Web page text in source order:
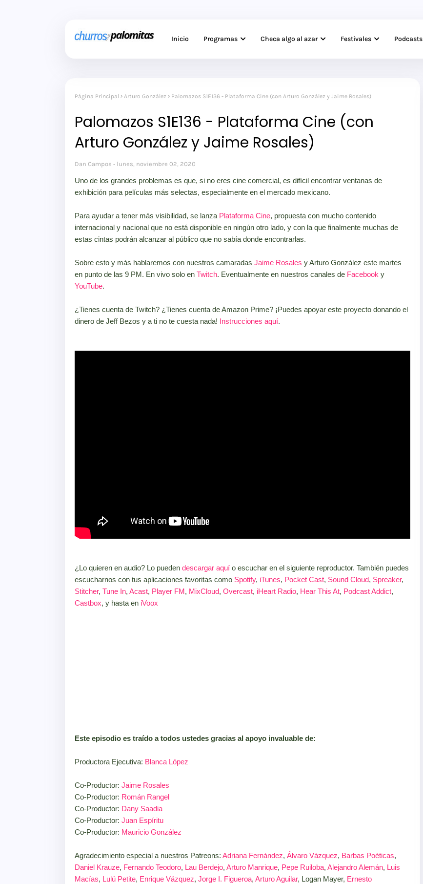
Inicio Programas Checa algo al azar Festivales Podcasts
Página Principal Arturo González Palomazos S1E136 - Plataforma Cine (con Arturo González y Jaime Rosales)
Palomazos S1E136 - Plataforma Cine (con
Arturo González y Jaime Rosales)
Dan Campos lunes, noviembre 02, 2020
Uno de los grandes problemas es que, si no eres cine comercial, es difícil encontrar ventanas de
exhibición para películas más selectas, especialmente en el mercado mexicano.
Para ayudar a tener más visibilidad, se lanza Plataforma Cine, propuesta con mucho contenido
internacional y nacional que no está disponible en ningún otro lado, y con la que finalmente muchas de
estas cintas podrán alcanzar al público que no sabía donde encontrarlas.
Sobre esto y más hablaremos con nuestros camaradas Jaime Rosales y Arturo González este martes
en punto de las 9 PM. En vivo solo en Twitch. Eventualmente en nuestros canales de Facebook y
YouTube.
¿Tienes cuenta de Twitch? ¿Tienes cuenta de Amazon Prime? ¡Puedes apoyar este proyecto donando el
dinero de Jeff Bezos y a ti no te cuesta nada! Instrucciones aquí.
¿Lo quieren en audio? Lo pueden descargar aquí o escuchar en el siguiente reproductor. También puedes
escucharnos con tus aplicaciones favoritas como Spotify, iTunes, Pocket Cast, Sound Cloud, Spreaker,
Stitcher, Tune In, Acast, Player FM, MixCloud, Overcast, iHeart Radio, Hear This At, Podcast Addict,
Castbox, y hasta en iVoox
Este episodio es traído a todos ustedes gracias al apoyo invaluable de:
Productora Ejecutiva: Blanca López
Co-Productor: Jaime Rosales
Co-Productor: Román Rangel
Co-Productor: Dany Saadia
Co-Productor: Juan Espíritu
Co-Productor: Mauricio González
Agradecimiento especial a nuestros Patreons: Adriana Fernández, Álvaro Vázquez, Barbas Poéticas,
Daniel Krauze, Fernando Teodoro, Lau Berdejo, Arturo Manrique, Pepe Ruiloba, Alejandro Alemán, Luis
Macías, Lulú Petite, Enrique Vázquez, Jorge I. Figueroa, Arturo Aguilar, Logan Mayer, Ernesto